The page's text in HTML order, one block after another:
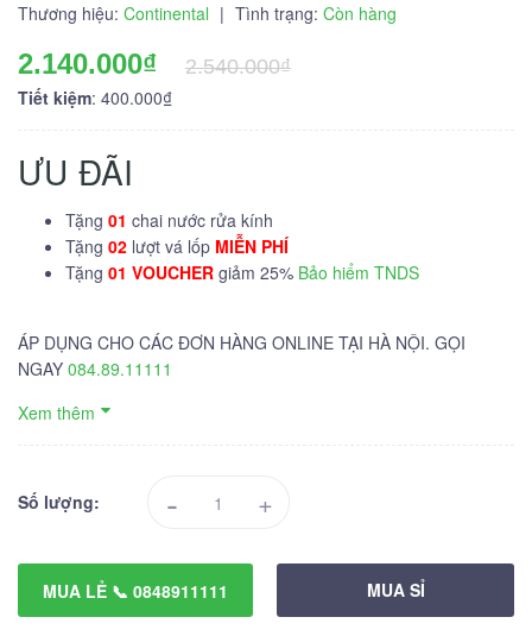
Thương hiệu: Continental | Tình trạng: Còn hàng
2.140.000₫
2.540.000₫
Tiết kiệm: 400.000₫
ƯU ĐÃI
Tặng 01 chai nước rửa kính
Tặng 02 lượt vá lốp MIỄN PHÍ
Tặng 01 VOUCHER giảm 25% Bảo hiểm TNDS
ÁP DỤNG CHO CÁC ĐƠN HÀNG ONLINE TẠI HÀ NỘI. GỌI
NGAY 084.89.11111
Xem thêm
Số lượng: - +
MUA LẺ 📞 0848911111 MUA SỈ